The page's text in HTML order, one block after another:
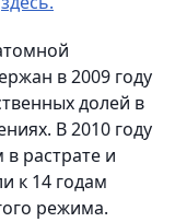
в 2009 году
долей в
В 2010 году
растрате и
к 14 годам
режима.